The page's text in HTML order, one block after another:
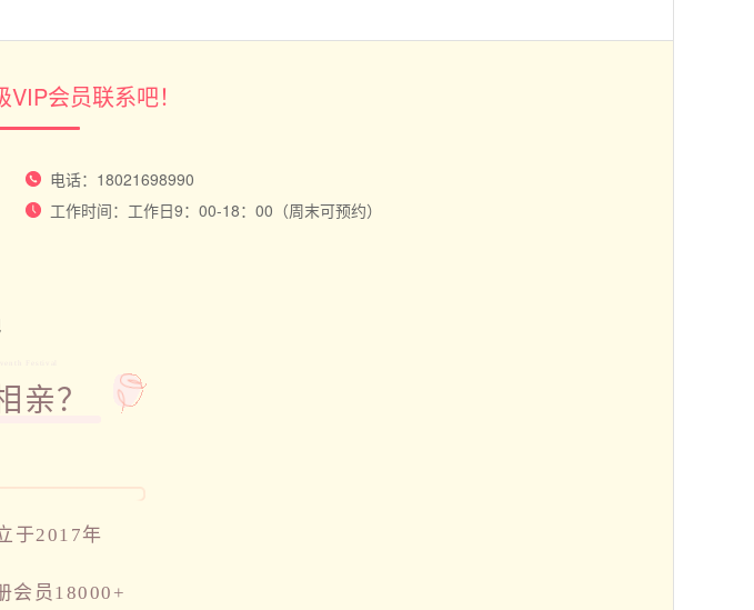
会员联系吧！
电话：18021698990
工作时间：工作日9：00-18：00（周末可预约）
亲？
于2017年
会员18000+